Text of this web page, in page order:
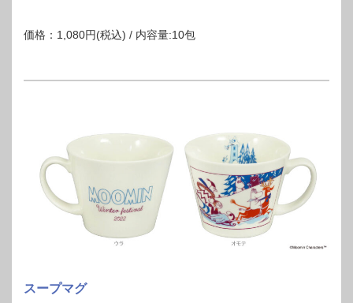
価格：1,080円(税込) / 内容量:10包
スープマグ